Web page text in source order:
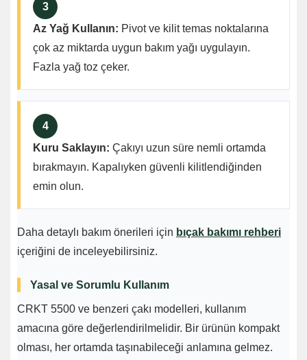
3
Az Yağ Kullanın: Pivot ve kilit temas noktalarına
çok az miktarda uygun bakım yağı uygulayın.
Fazla yağ toz çeker.
4
Kuru Saklayın: Çakıyı uzun süre nemli ortamda
bırakmayın. Kapalıyken güvenli kilitlendiğinden
emin olun.
Daha detaylı bakım önerileri için bıçak bakımı rehberi
içeriğini de inceleyebilirsiniz.
Yasal ve Sorumlu Kullanım
CRKT 5500 ve benzeri çakı modelleri, kullanım
amacına göre değerlendirilmelidir. Bir ürünün kompakt
olması, her ortamda taşınabileceği anlamına gelmez.